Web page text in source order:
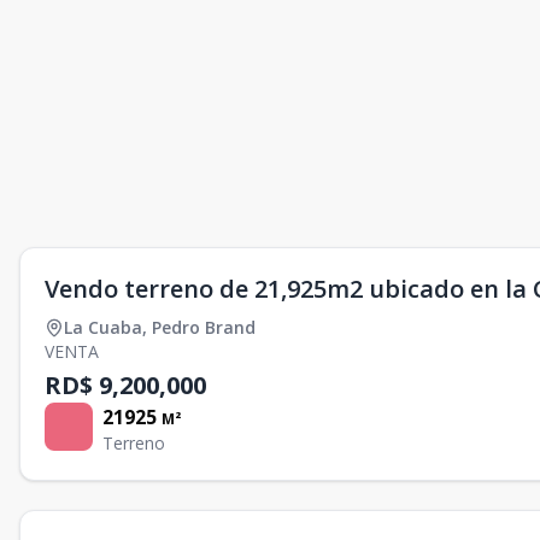
Vendo terreno de 21,925m2 ubicado en la
La Cuaba, Pedro Brand
VENTA
RD$ 9,200,000
21925 M²
Terreno